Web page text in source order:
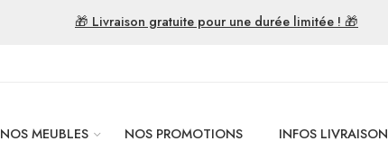
🎁 Livraison gratuite pour une durée limitée ! 🎁
NOS MEUBLES NOS PROMOTIONS INFOS LIVRAISON